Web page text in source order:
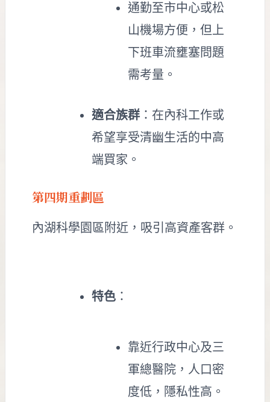
通勤至市中心或松
山機場方便，但上
下班車流壅塞問題
需考量。
適合族群 ：在內科工作或
希望享受清幽生活的中高
端買家。
第四期重劃區
內湖科學園區附近，吸引高資產客群。
特色 ：
靠近行政中心及三
軍總醫院，人口密
度低，隱私性高。